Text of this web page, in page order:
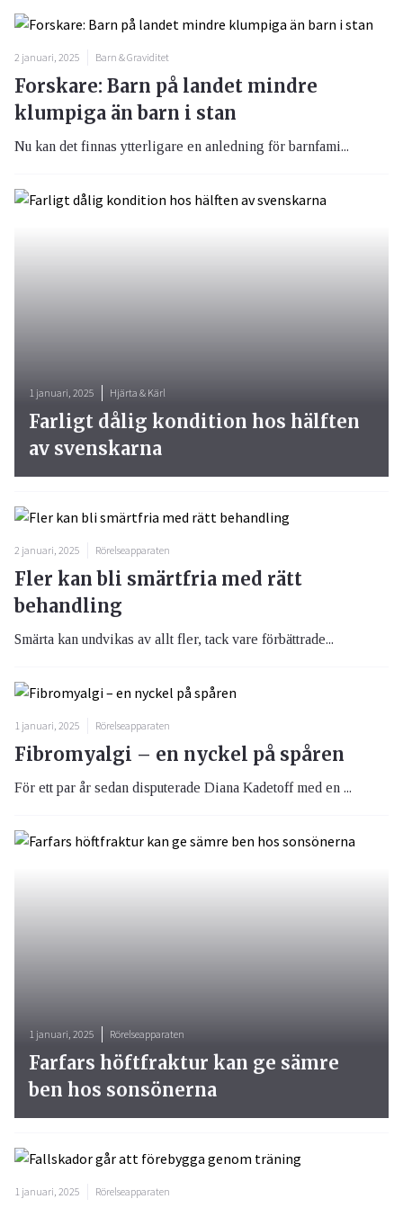
2 januari, 2025 Barn & Graviditet
Forskare: Barn på landet mindre
klumpiga än barn i stan
Nu kan det finnas ytterligare en anledning för barnfami...
2 januari, 2025 Rörelseapparaten
Fler kan bli smärtfria med rätt
behandling
Smärta kan undvikas av allt fler, tack vare förbättrade...
1 januari, 2025 Rörelseapparaten
Fibromyalgi – en nyckel på spåren
För ett par år sedan disputerade Diana Kadetoff med en ...
1 januari, 2025 Hjärta & Kärl
Farligt dålig kondition hos hälften
av svenskarna
1 januari, 2025 Rörelseapparaten
Farfars höftfraktur kan ge sämre
ben hos sonsönerna
1 januari, 2025 Rörelseapparaten